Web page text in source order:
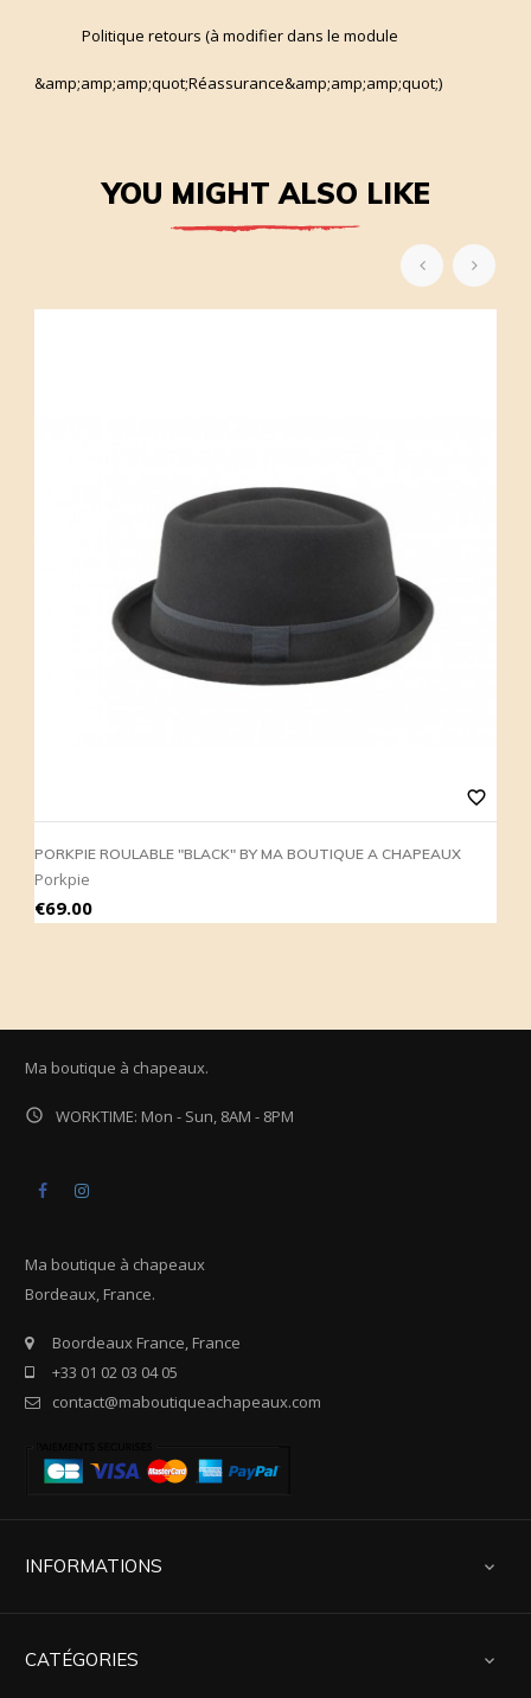
Politique retours (à modifier dans le module
&amp;amp;amp;quot;Réassurance&amp;amp;amp;quot;)
YOU MIGHT ALSO LIKE
favorite_border
PORKPIE ROULABLE "BLACK" BY MA BOUTIQUE A CHAPEAUX
Porkpie
Price
€69.00
‹ ›
Ma boutique à chapeaux.
 WORKTIME: Mon - Sun, 8AM - 8PM
Facebook
Ma boutique à chapeaux
Bordeaux, France.
Boordeaux France, France
+33 01 02 03 04 05
contact@maboutiqueachapeaux.com
INFORMATIONS 
CATÉGORIES 